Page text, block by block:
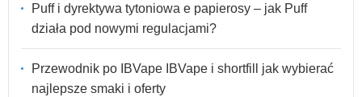
Puff i dyrektywa tytoniowa e papierosy – jak Puff
działa pod nowymi regulacjami?
Przewodnik po IBVape IBVape i shortfill jak wybierać
najlepsze smaki i oferty